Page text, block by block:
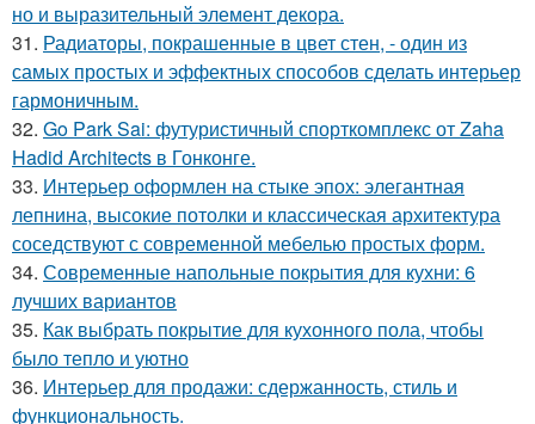
но и выразительный элемент декора.
31. Радиаторы, покрашенные в цвет стен, - один из
самых простых и эффектных способов сделать интерьер
гармоничным.
32. Go Park Sai: футуристичный спорткомплекс от Zaha
Hadid Architects в Гонконге.
33. Интерьер оформлен на стыке эпох: элегантная
лепнина, высокие потолки и классическая архитектура
соседствуют с современной мебелью простых форм.
34. Современные напольные покрытия для кухни: 6
лучших вариантов
35. Как выбрать покрытие для кухонного пола, чтобы
было тепло и уютно
36. Интерьер для продажи: сдержанность, стиль и
функциональность.